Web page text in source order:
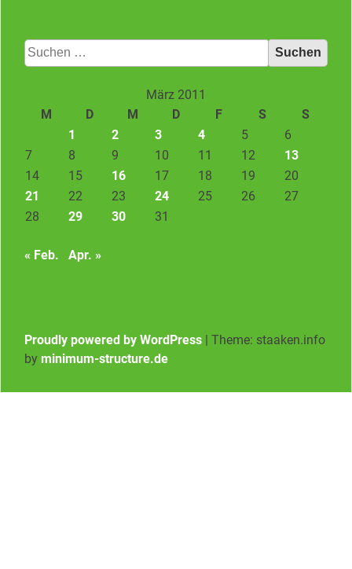
Suchen
nach:
März 2011
M
D M D F S
S
1
2 3 4 5
6
7
8 9 10 11 12
13
14
15 16 17 18 19
20
21
22 23 24 25 26
27
28
29 30 31
« Feb. Apr. »
Proudly powered by WordPress | Theme: staaken.info
by minimum-structure.de